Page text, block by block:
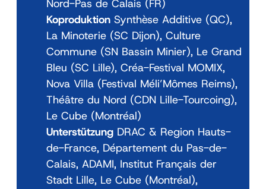
Nord-Pas de Calais (FR)
Koproduktion Synthèse Additive (QC),
La Minoterie (SC Dijon), Culture
Commune (SN Bassin Minier), Le Grand
Bleu (SC Lille), Créa-Festival MOMIX,
Nova Villa (Festival Méli’Mômes Reims),
Théâtre du Nord (CDN Lille-Tourcoing),
Le Cube (Montréal)
Unterstützung DRAC & Region Hauts-
de-France, Département du Pas-de-
Calais, ADAMI, Institut Français der
Stadt Lille, Le Cube (Montréal),